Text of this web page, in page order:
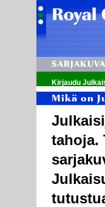
Kirjaudu
Mikä on
tahoja.